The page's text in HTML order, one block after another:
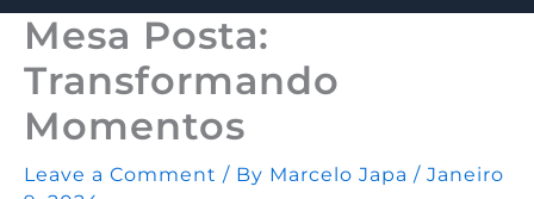
Skip
content
Mesa Posta:
Transformando
Momentos
Leave a Comment / By Marcelo Japa / Janeiro